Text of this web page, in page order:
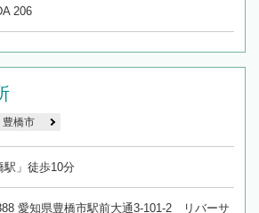
206
豊橋市
駅」徒歩10分
愛知県豊橋市駅前大通3-101-2 リバーサ